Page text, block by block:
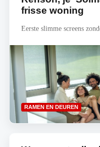
frisse woning
Eerste slimme screens
RAMEN EN DEUREN